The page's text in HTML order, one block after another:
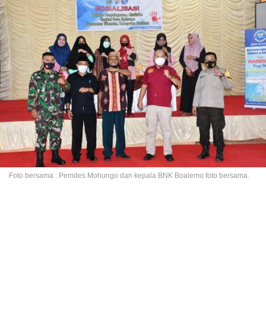
Foto bersama : Pemdes Mohungo dan kepala BNK Boalemo foto bersama.